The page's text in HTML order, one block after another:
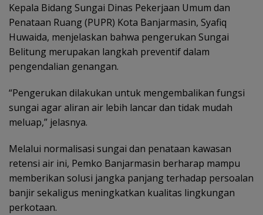
Kepala Bidang Sungai Dinas Pekerjaan Umum dan
Penataan Ruang (PUPR) Kota Banjarmasin, Syafiq
Huwaida, menjelaskan bahwa pengerukan Sungai
Belitung merupakan langkah preventif dalam
pengendalian genangan.
“Pengerukan dilakukan untuk mengembalikan fungsi
sungai agar aliran air lebih lancar dan tidak mudah
meluap,” jelasnya.
Melalui normalisasi sungai dan penataan kawasan
retensi air ini, Pemko Banjarmasin berharap mampu
memberikan solusi jangka panjang terhadap persoalan
banjir sekaligus meningkatkan kualitas lingkungan
perkotaan.